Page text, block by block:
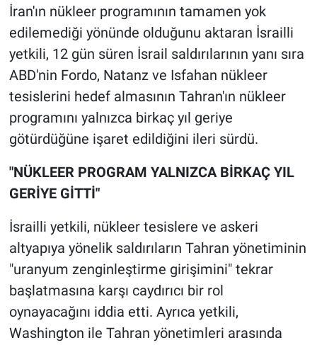
İran'ın nükleer programının tamamen yok
edilemediği yönünde olduğunu aktaran İsrailli
yetkili, 12 gün süren İsrail saldırılarının yanı sıra
ABD'nin Fordo, Natanz ve Isfahan nükleer
tesislerini hedef almasının Tahran'ın nükleer
programını yalnızca birkaç yıl geriye
götürdüğüne işaret edildiğini ileri sürdü.
"NÜKLEER PROGRAM YALNIZCA BİRKAÇ YIL
GERİYE GİTTİ"
İsrailli yetkili, nükleer tesislere ve askeri
altyapıya yönelik saldırıların Tahran yönetiminin
"uranyum zenginleştirme girişimini" tekrar
başlatmasına karşı caydırıcı bir rol
oynayacağını iddia etti. Ayrıca yetkili,
Washington ile Tahran yönetimleri arasında
Kimdir
Koronavirüs
Kültür Sanat
Ne demişti
Popüler
Programlar
Sağlık
Spor
Teknoloji